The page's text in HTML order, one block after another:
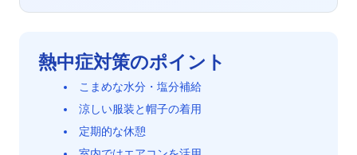
熱中症対策のポイント
こまめな水分・塩分補給
涼しい服装と帽子の着用
定期的な休憩